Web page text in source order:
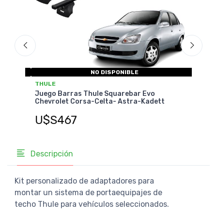
NO DISPONIBLE
THULE
Juego Barras Thule Squarebar Evo
Chevrolet Corsa-Celta- Astra-Kadett
U$S467
Descripción
Kit personalizado de adaptadores para
montar un sistema de portaequipajes de
techo Thule para vehículos seleccionados.